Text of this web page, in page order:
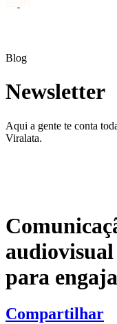
Blog
Newsletter
Aqui a gente te conta
Viralata.
para
Compartilhar